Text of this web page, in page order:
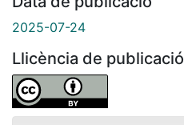
2025-07-24
Llicència de publicació